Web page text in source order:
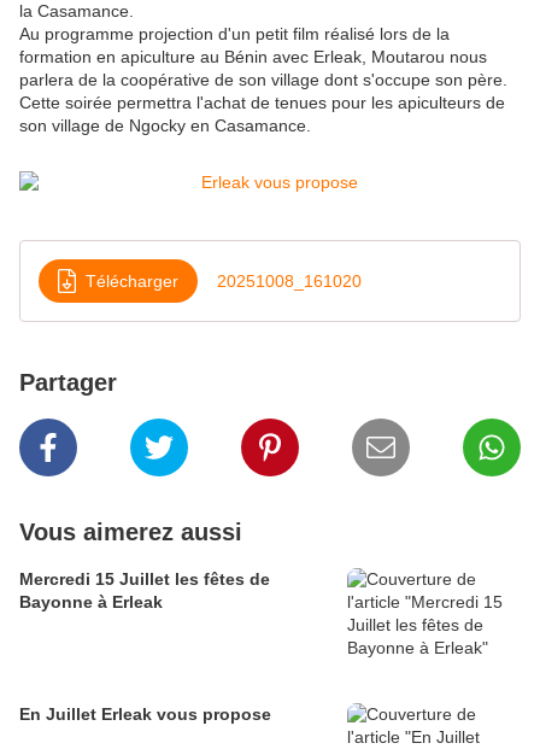
la Casamance.
Au programme projection d'un petit film réalisé lors de la
formation en apiculture au Bénin avec Erleak, Moutarou nous
parlera de la coopérative de son village dont s'occupe son père.
Cette soirée permettra l'achat de tenues pour les apiculteurs de
son village de Ngocky en Casamance.
Télécharger 20251008_161020
Partager
Vous aimerez aussi
Mercredi 15 Juillet les fêtes de
Bayonne à Erleak
En Juillet Erleak vous propose